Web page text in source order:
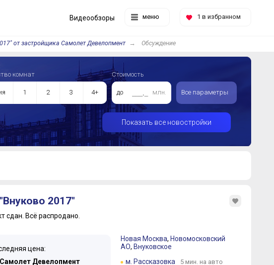
меню 1 в избранном
Видеообзоры
от застройщика Самолет Девелопмент Обсуждение
комнат
1 2 3 4+
Стоимость
до млн. Все параметры
Показать все новостройки
2017"
сдан. Всё распродано.
цена:
Самолет Девелопмент
Новая Москва, Новомосковский
АО, Внуковское
м. Рассказовка
5 мин. на авто